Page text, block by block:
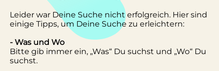
Leider war Deine Suche nicht erfolgreich. Hier sind
einige Tipps, um Deine Suche zu erleichtern:
- Was und Wo
Bitte gib immer ein, „Was“ Du suchst und „Wo“ Du
suchst.